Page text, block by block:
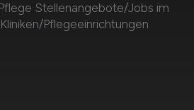
Stellenangebote/Jobs im
Pflegeeinrichtungen